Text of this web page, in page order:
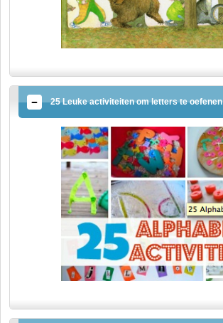
25 Leuke activiteiten om letters te oefenen